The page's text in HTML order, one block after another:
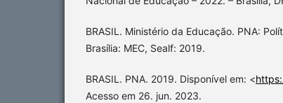
BRASIL. Ministério da Educação. PNA:
Brasília: MEC, Sealf: 2019.
BRASIL. PNA. 2019. Disponível em: <
Acesso em 26. jun. 2023.